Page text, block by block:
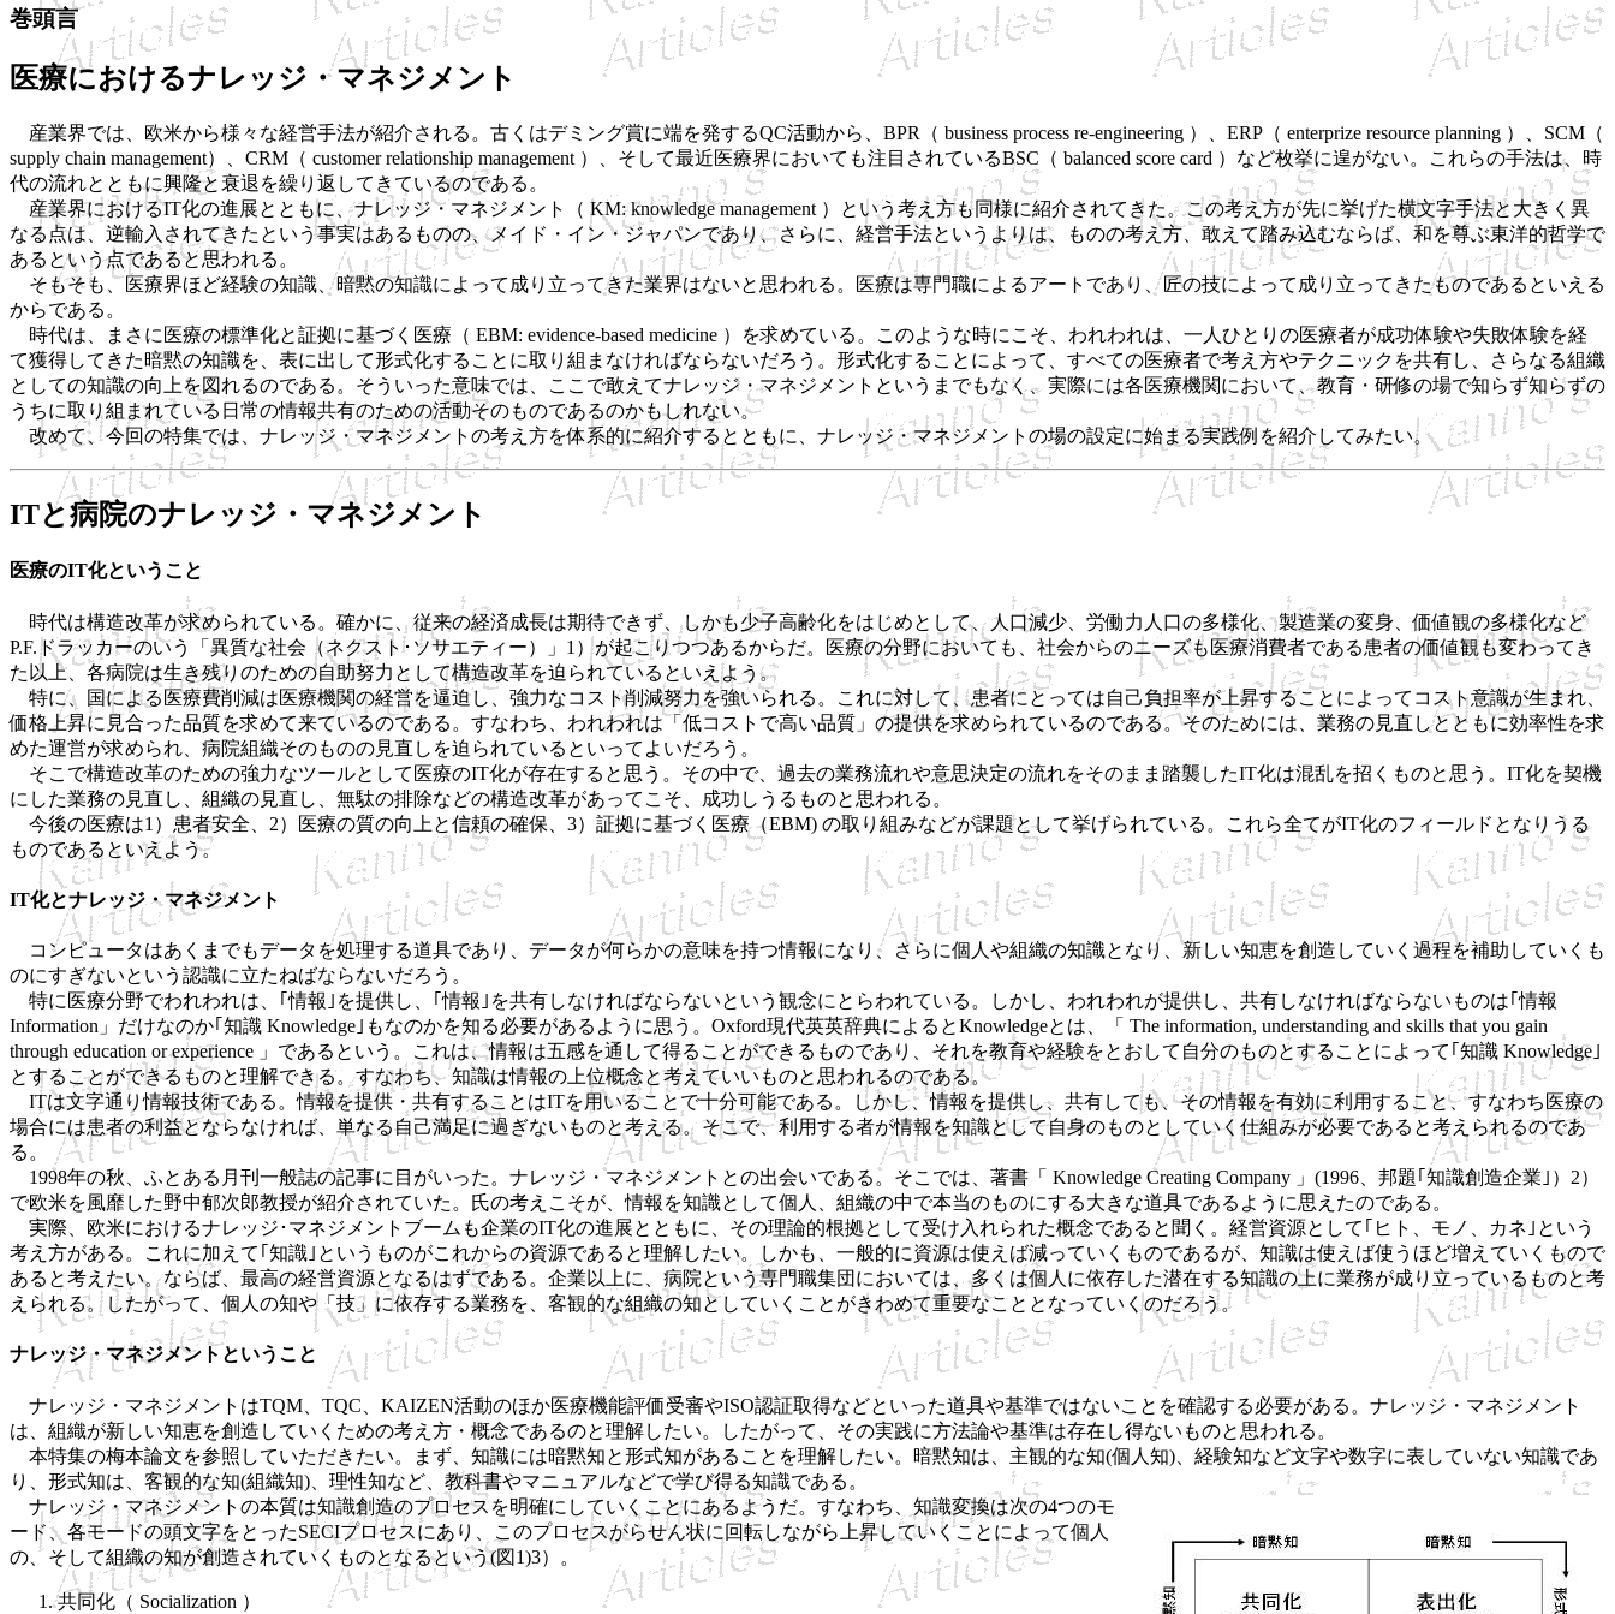
巻頭言
医療におけるナレッジ・マネジメント
産業界では、欧米から様々な経営手法が紹介される。古くはデミング賞に端を発するQC活動から、BPR（ business process re-engineering ）、ERP（ enterprize resource planning ）、SCM（
supply chain management）、CRM（ customer relationship management ）、そして最近医療界においても注目されているBSC（ balanced score card ）など枚挙に遑がない。これらの手法は、時
代の流れとともに興隆と衰退を繰り返してきているのである。
産業界におけるIT化の進展とともに、ナレッジ・マネジメント（ KM: knowledge management ）という考え方も同様に紹介されてきた。この考え方が先に挙げた横文字手法と大きく異
なる点は、逆輸入されてきたという事実はあるものの、メイド・イン・ジャパンであり、さらに、経営手法というよりは、ものの考え方、敢えて踏み込むならば、和を尊ぶ東洋的哲学で
あるという点であると思われる。
そもそも、医療界ほど経験の知識、暗黙の知識によって成り立ってきた業界はないと思われる。医療は専門職によるアートであり、匠の技によって成り立ってきたものであるといえる
からである。
時代は、まさに医療の標準化と証拠に基づく医療（ EBM: evidence-based medicine ）を求めている。このような時にこそ、われわれは、一人ひとりの医療者が成功体験や失敗体験を経
て獲得してきた暗黙の知識を、表に出して形式化することに取り組まなければならないだろう。形式化することによって、すべての医療者で考え方やテクニックを共有し、さらなる組織
としての知識の向上を図れるのである。そういった意味では、ここで敢えてナレッジ・マネジメントというまでもなく、実際には各医療機関において、教育・研修の場で知らず知らずの
うちに取り組まれている日常の情報共有のための活動そのものであるのかもしれない。
改めて、今回の特集では、ナレッジ・マネジメントの考え方を体系的に紹介するとともに、ナレッジ・マネジメントの場の設定に始まる実践例を紹介してみたい。
ITと病院のナレッジ・マネジメント
医療のIT化ということ
時代は構造改革が求められている。確かに、従来の経済成長は期待できず、しかも少子高齢化をはじめとして、人口減少、労働力人口の多様化、製造業の変身、価値観の多様化など
P.F.ドラッカーのいう「異質な社会（ネクスト･ソサエティー）」1）が起こりつつあるからだ。医療の分野においても、社会からのニーズも医療消費者である患者の価値観も変わってき
た以上、各病院は生き残りのための自助努力として構造改革を迫られているといえよう。
特に、国による医療費削減は医療機関の経営を逼迫し、強力なコスト削減努力を強いられる。これに対して、患者にとっては自己負担率が上昇することによってコスト意識が生まれ、
価格上昇に見合った品質を求めて来ているのである。すなわち、われわれは「低コストで高い品質」の提供を求められているのである。そのためには、業務の見直しとともに効率性を求
めた運営が求められ、病院組織そのものの見直しを迫られているといってよいだろう。
そこで構造改革のための強力なツールとして医療のIT化が存在すると思う。その中で、過去の業務流れや意思決定の流れをそのまま踏襲したIT化は混乱を招くものと思う。IT化を契機
にした業務の見直し、組織の見直し、無駄の排除などの構造改革があってこそ、成功しうるものと思われる。
今後の医療は1）患者安全、2）医療の質の向上と信頼の確保、3）証拠に基づく医療（EBM) の取り組みなどが課題として挙げられている。これら全てがIT化のフィールドとなりうる
ものであるといえよう。
IT化とナレッジ・マネジメント
コンピュータはあくまでもデータを処理する道具であり、データが何らかの意味を持つ情報になり、さらに個人や組織の知識となり、新しい知恵を創造していく過程を補助していくも
のにすぎないという認識に立たねばならないだろう。
特に医療分野でわれわれは、｢情報｣を提供し、｢情報｣を共有しなければならないという観念にとらわれている。しかし、われわれが提供し、共有しなければならないものは｢情報
Information」だけなのか｢知識 Knowledge｣もなのかを知る必要があるように思う。Oxford現代英英辞典によるとKnowledgeとは、「 The information, understanding and skills that you gain
through education or experience 」であるという。これは、情報は五感を通して得ることができるものであり、それを教育や経験をとおして自分のものとすることによって｢知識 Knowledge｣
とすることができるものと理解できる。すなわち、知識は情報の上位概念と考えていいものと思われるのである。
ITは文字通り情報技術である。情報を提供・共有することはITを用いることで十分可能である。しかし、情報を提供し、共有しても、その情報を有効に利用すること、すなわち医療の
場合には患者の利益とならなければ、単なる自己満足に過ぎないものと考える。そこで、利用する者が情報を知識として自身のものとしていく仕組みが必要であると考えられるのであ
る。
1998年の秋、ふとある月刊一般誌の記事に目がいった。ナレッジ・マネジメントとの出会いである。そこでは、著書「 Knowledge Creating Company 」(1996、邦題｢知識創造企業｣）2）
で欧米を風靡した野中郁次郎教授が紹介されていた。氏の考えこそが、情報を知識として個人、組織の中で本当のものにする大きな道具であるように思えたのである。
実際、欧米におけるナレッジ･マネジメントブームも企業のIT化の進展とともに、その理論的根拠として受け入れられた概念であると聞く。経営資源として｢ヒト、モノ、カネ｣という
考え方がある。これに加えて｢知識｣というものがこれからの資源であると理解したい。しかも、一般的に資源は使えば減っていくものであるが、知識は使えば使うほど増えていくもので
あると考えたい。ならば、最高の経営資源となるはずである。企業以上に、病院という専門職集団においては、多くは個人に依存した潜在する知識の上に業務が成り立っているものと考
えられる。したがって、個人の知や「技」に依存する業務を、客観的な組織の知としていくことがきわめて重要なこととなっていくのだろう。
ナレッジ・マネジメントということ
ナレッジ・マネジメントはTQM、TQC、KAIZEN活動のほか医療機能評価受審やISO認証取得などといった道具や基準ではないことを確認する必要がある。ナレッジ・マネジメント
は、組織が新しい知恵を創造していくための考え方・概念であるのと理解したい。したがって、その実践に方法論や基準は存在し得ないものと思われる。
本特集の梅本論文を参照していただきたい。まず、知識には暗黙知と形式知があることを理解したい。暗黙知は、主観的な知(個人知)、経験知など文字や数字に表していない知識であ
り、形式知は、客観的な知(組織知)、理性知など、教科書やマニュアルなどで学び得る知識である。
ナレッジ・マネジメントの本質は知識創造のプロセスを明確にしていくことにあるようだ。すなわち、知識変換は次の4つのモ
ード、各モードの頭文字をとったSECIプロセスにあり、このプロセスがらせん状に回転しながら上昇していくことによって個人
の、そして組織の知が創造されていくものとなるという(図1)3）。
共同化（ Socialization ）